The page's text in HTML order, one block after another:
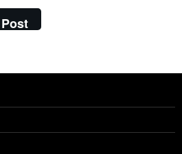
Post